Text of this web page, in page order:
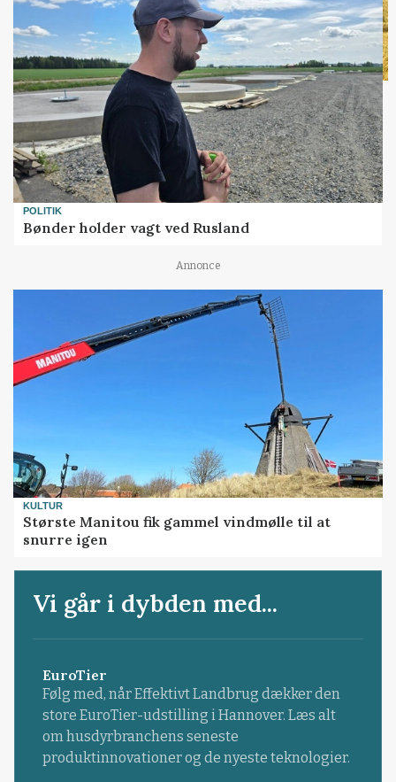
POLITIK
Bønder holder vagt ved Rusland
Annonce
KULTUR
Største Manitou fik gammel vindmølle til at
snurre igen
Vi går i dybden med...
EuroTier
Følg med, når Effektivt Landbrug dækker den
store EuroTier-udstilling i Hannover. Læs alt
om husdyrbranchens seneste
produktinnovationer og de nyeste teknologier.